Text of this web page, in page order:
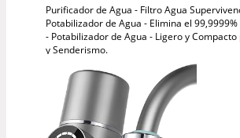
Purificador de Agua - Filtro Agua
Potabilizador de Agua - Elimina el
- Potabilizador de Agua - Ligero y
y Senderismo.